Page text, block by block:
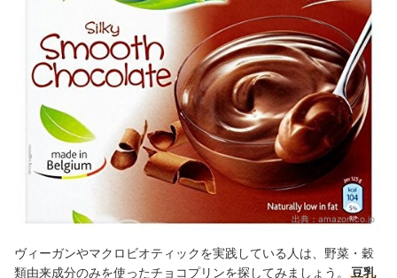
出典： amazon.co.jp
ヴィーガンやマクロビオティックを実践している人は、野菜・穀
類由来成分のみを使ったチョコプリンを探してみましょう。
豆乳